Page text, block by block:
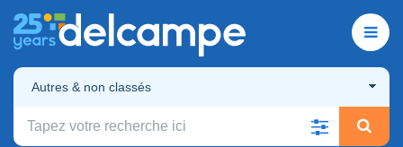
Autres & non classés